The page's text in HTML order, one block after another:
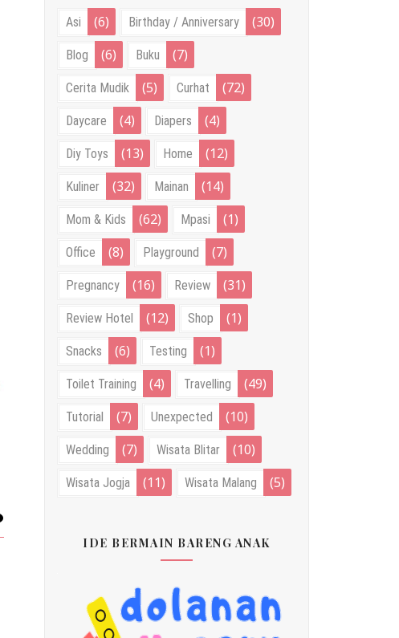
Asi (6) Birthday / Anniversary (30)
Blog (6) Buku (7)
Cerita Mudik (5) Curhat (72)
Daycare (4) Diapers (4)
Diy Toys (13) Home (12)
Kuliner (32) Mainan (14)
Mom & Kids (62) Mpasi (1)
Office (8) Playground (7)
Pregnancy (16) Review (31)
Review Hotel (12) Shop (1)
Snacks (6) Testing (1)
Toilet Training (4) Travelling (49)
Tutorial (7) Unexpected (10)
Wedding (7) Wisata Blitar (10)
Wisata Jogja (11) Wisata Malang (5)
IDE BERMAIN BARENG ANAK